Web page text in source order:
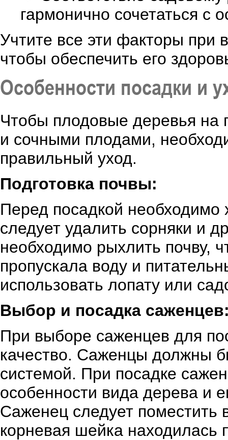
гармонично сочетаться с
Учтите все эти факторы при
чтобы обеспечить его
Особенности посадки и
Чтобы плодовые деревья на
и сочными плодами,
правильный уход.
Подготовка почвы:
Перед посадкой необходимо
следует удалить сорняки и
необходимо рыхлить почву,
пропускала воду и
использовать лопату или
Выбор и посадка
При выборе саженцев для
качество. Саженцы должны
системой. При посадке
особенности вида дерева и
Саженец следует поместить
корневая шейка находилась